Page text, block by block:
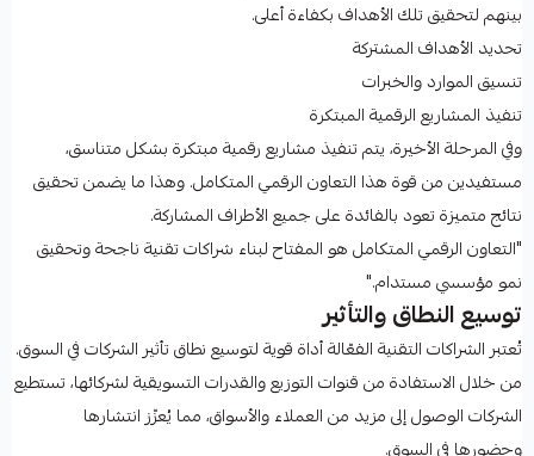
بينهم لتحقيق تلك الأهداف بكفاءة أعلى.
تحديد الأهداف المشتركة
تنسيق الموارد والخبرات
تنفيذ المشاريع الرقمية المبتكرة
وفي المرحلة الأخيرة، يتم تنفيذ مشاريع رقمية مبتكرة بشكل متناسق،
مستفيدين من قوة هذا التعاون الرقمي المتكامل. وهذا ما يضمن تحقيق
نتائج متميزة تعود بالفائدة على جميع الأطراف المشاركة.
"التعاون الرقمي المتكامل هو المفتاح لبناء شراكات تقنية ناجحة وتحقيق
نمو مؤسسي مستدام."
توسيع النطاق والتأثير
تُعتبر الشراكات التقنية الفعّالة أداة قوية لتوسيع نطاق تأثير الشركات في السوق.
من خلال الاستفادة من قنوات التوزيع والقدرات التسويقية لشركائها، تستطيع
الشركات الوصول إلى مزيد من العملاء والأسواق، مما يُعزّز انتشارها
وحضورها في السوق.